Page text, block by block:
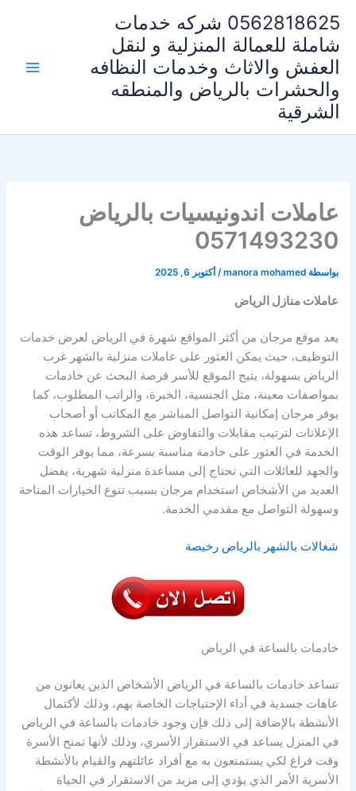
المحتوى
0562818625 شركه خدمات
شاملة للعمالة المنزلية و لنقل
العفش والاثاث وخدمات النظافه
والحشرات بالرياض والمنطقه
الشرقية
عاملات اندونيسيات بالرياض
0571493230
بواسطة manora mohamed
/ أكتوبر 6, 2025
عاملات منازل الرياض
يعد موقع مرجان من أكثر المواقع شهرة في الرياض لعرض خدمات
التوظيف، حيث يمكن العثور على عاملات منزلية بالشهر غرب
الرياض بسهولة، يتيح الموقع للأسر فرصة البحث عن خادمات
بمواصفات معينة، مثل الجنسية، الخبرة، والراتب المطلوب، كما
يوفر مرجان إمكانية التواصل المباشر مع المكاتب أو أصحاب
الإعلانات لترتيب مقابلات والتفاوض على الشروط، تساعد هذه
الخدمة في العثور على خادمة مناسبة بسرعة، مما يوفر الوقت
والجهد للعائلات التي تحتاج إلى مساعدة منزلية شهرية، يفضل
العديد من الأشخاص استخدام مرجان بسبب تنوع الخيارات المتاحة
وسهولة التواصل مع مقدمي الخدمة.
شغالات بالشهر بالرياض رخيصة
خادمات بالساعة في الرياض
تساعد خادمات بالساعة في الرياض الأشخاص الذين يعانون من
عاهات جسدية في أداء الإحتياجات الخاصة بهم، وذلك لأكتمال
الأنشطة بالإضافة إلى ذلك فإن وجود خادمات بالساعة في الرياض
في المنزل يساعد في الاستقرار الأسري، وذلك لأنها تمنح الأسرة
وقت فراغ لكي يستمتعون به مع أفراد عائلتهم والقيام بالأنشطة
الأسرية الأمر الذي يؤدي إلى مزيد من الاستقرار في الحياة